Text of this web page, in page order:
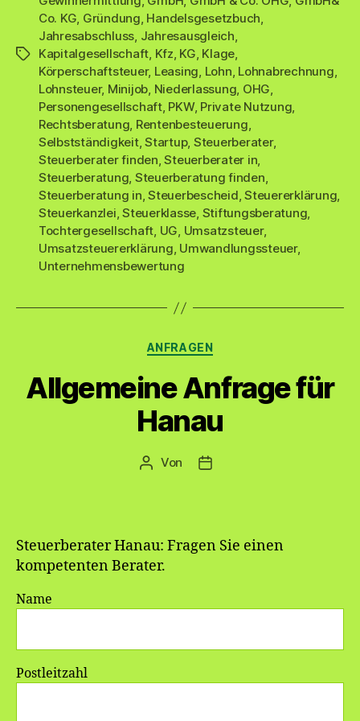
Schlagwörter
Co. KG, Gründung, Handelsgesetzbuch,
Jahresabschluss, Jahresausgleich,
Kapitalgesellschaft, Kfz, KG, Klage,
Körperschaftsteuer, Leasing, Lohn, Lohnabrechnung,
Lohnsteuer, Minijob, Niederlassung, OHG,
Personengesellschaft, PKW, Private Nutzung,
Rechtsberatung, Rentenbesteuerung,
Selbstständigkeit,Startup, Steuerberater,
Steuerberater finden,Steuerberater in,
Steuerberatung, Steuerberatung finden,
Steuerberatung in,Steuerbescheid,Steuererklärung,
Steuerkanzlei,Steuerklasse, Stiftungsberatung,
Tochtergesellschaft, UG, Umsatzsteuer,
Umsatzsteuererklärung, Umwandlungssteuer,
Unternehmensbewertung
Kategorien
ANFRAGEN
Allgemeine Anfrage für
Hanau
Beitragsautor
Von Veröffentlichungsdatum
Steuerberater Hanau: Fragen Sie einen
kompetenten Berater.
Name
Postleitzahl